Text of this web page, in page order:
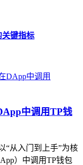
关键指标
中调用TP钱
“从入门到上手”为核
）中调用TP钱包